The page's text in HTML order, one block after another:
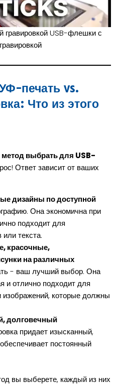
гравировкой USB-флешки с
печать vs.
Что из этого
метод выбрать для USB-
Ответ зависит от ваших
дизайны по доступной
Она экономична при
подходит для
текста.
красочные,
на различных
- ваш лучший выбор. Она
и отлично подходит для
которые должны
долговечный
придает изысканный,
постоянный
вы выберете, каждый из них